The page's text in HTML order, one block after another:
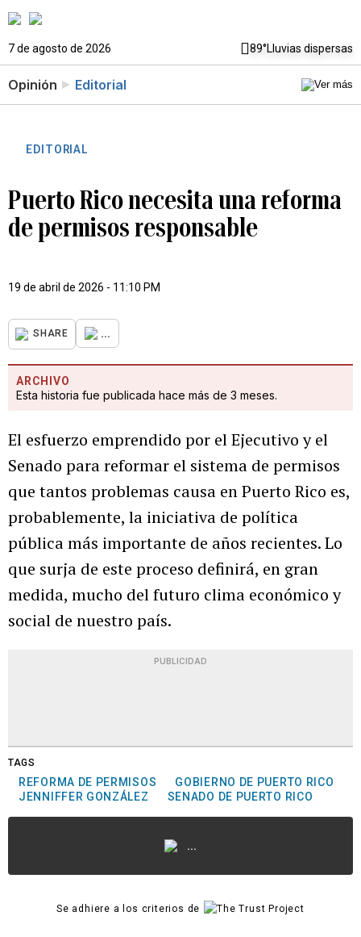
7 de agosto de 2026 89°Lluvias dispersas
Opinión Editorial
EDITORIAL
Puerto Rico necesita una reforma
de permisos responsable
19 de abril de 2026 - 11:10 PM
SHARE ...
ARCHIVO
Esta historia fue publicada hace más de 3 meses.
El esfuerzo emprendido por el Ejecutivo y el
Senado para reformar el sistema de permisos
que tantos problemas causa en Puerto Rico es,
probablemente, la iniciativa de política
pública más importante de años recientes. Lo
que surja de este proceso definirá, en gran
medida, mucho del futuro clima económico y
social de nuestro país.
PUBLICIDAD
TAGS
REFORMA DE PERMISOS
GOBIERNO DE PUERTO RICO
JENNIFFER GONZÁLEZ
SENADO DE PUERTO RICO
...
Se adhiere a los criterios de